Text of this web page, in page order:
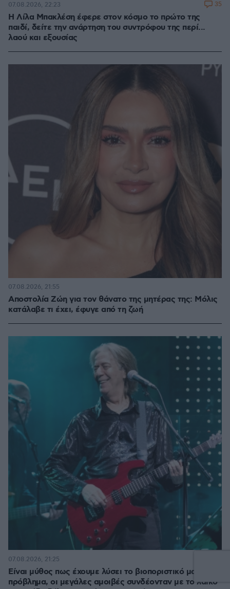
Η Λίλα Μπακλέση έφερε στον κόσμο το πρώτο της
παιδί, δείτε την ανάρτηση του συντρόφου της περί...
λαού και εξουσίας
07.08.2026, 22:23 35
Αποστολία Ζώη για τον θάνατο της μητέρας της: Μόλις
κατάλαβε τι έχει, έφυγε από τη ζωή
07.08.2026, 21:55
Είναι μύθος πως έχουμε λύσει το βιοποριστικό μας
πρόβλημα, οι μεγάλες αμοιβές συνδέονταν με το λαϊκό
07.08.2026, 21:25